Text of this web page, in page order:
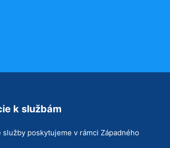
k službám
služby poskytujeme v rámci Západného